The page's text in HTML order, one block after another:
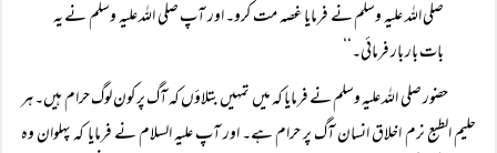
صلی اللہ علیہ وسلم نے فرمایا غصہ مت کرو۔ اور آپ صلی اللہ علیہ وسلم نے یہ
بات بار بار فرمائی۔‘‘
حضور صلی اللہ علیہ وسلم نے فرمایا کہ میں تمہیں بتلاؤں کہ آگ پر کون لوگ حرام ہیں۔ ہر
حلیم الطبع نرم اخلاق انسان آگ پر حرام ہے۔ اور آپ علیہ السلام نے فرمایا کہ پہلوان وہ